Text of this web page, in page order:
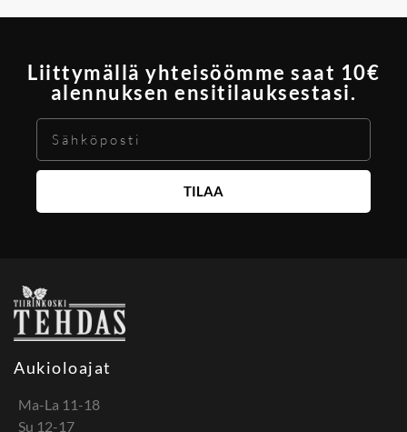
Liittymällä yhteisöömme saat 10€
alennuksen ensitilauksestasi.
TILAA
Aukioloajat
Ma-La 11-18
Su 12-17